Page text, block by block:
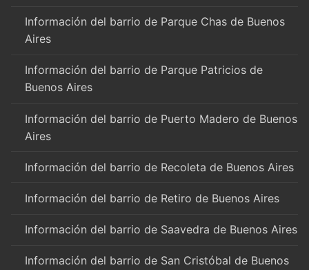
Información del barrio de Parque Chas de Buenos
Aires
Información del barrio de Parque Patricios de
Buenos Aires
Información del barrio de Puerto Madero de Buenos
Aires
Información del barrio de Recoleta de Buenos Aires
Información del barrio de Retiro de Buenos Aires
Información del barrio de Saavedra de Buenos Aires
Información del barrio de San Cristóbal de Buenos